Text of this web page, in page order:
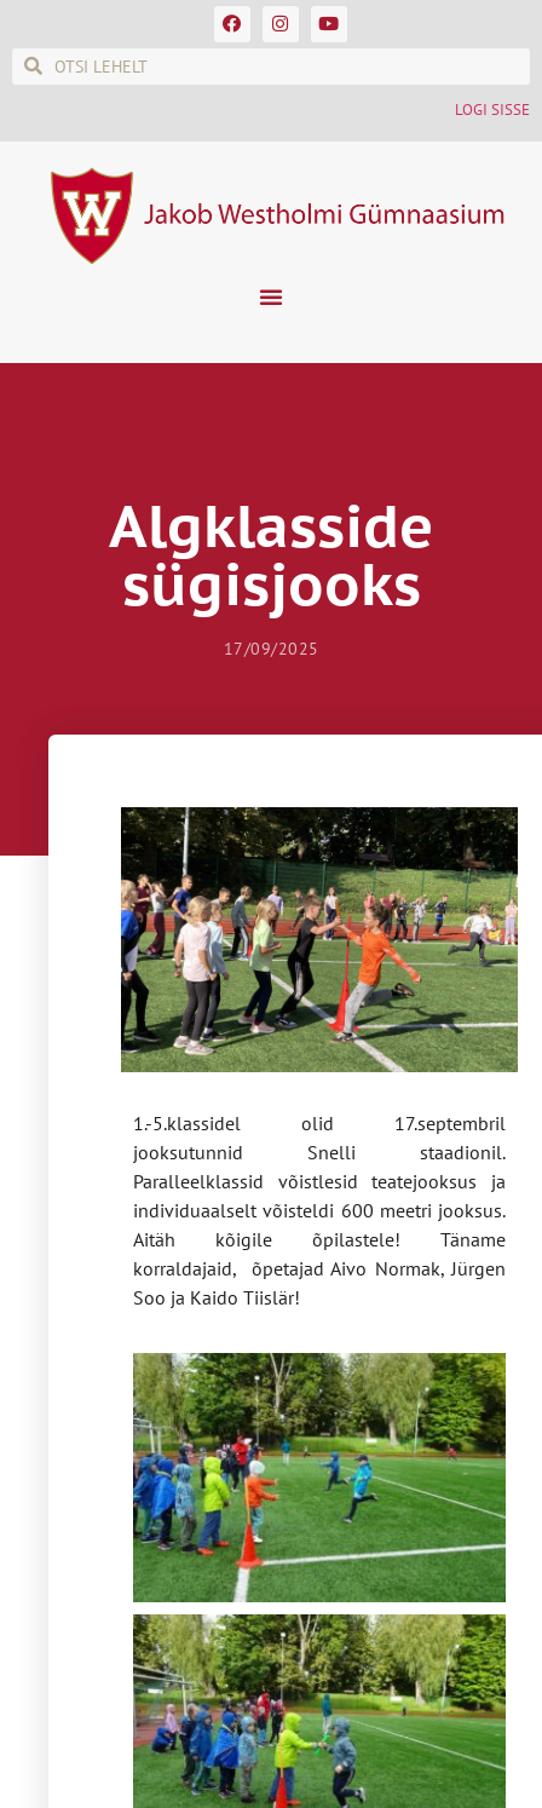
LOGI SISSE
Algklasside
sügisjooks
17/09/2025
1.-5.klassidel olid 17.septembril
jooksutunnid Snelli staadionil.
Paralleelklassid võistlesid teatejooksus ja
individuaalselt võisteldi 600 meetri jooksus.
Aitäh kõigile õpilastele! Täname
korraldajaid, õpetajad Aivo Normak, Jürgen
Soo ja Kaido Tiislär!